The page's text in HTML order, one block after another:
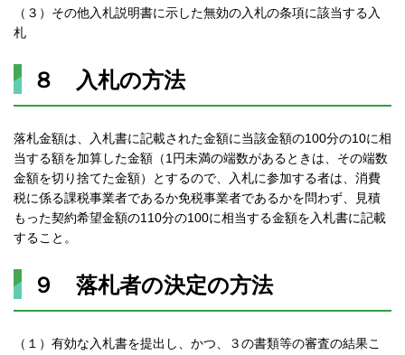
（３）その他入札説明書に示した無効の入札の条項に該当する入
札
８ 入札の方法
落札金額は、入札書に記載された金額に当該金額の100分の10に相
当する額を加算した金額（1円未満の端数があるときは、その端数
金額を切り捨てた金額）とするので、入札に参加する者は、消費
税に係る課税事業者であるか免税事業者であるかを問わず、見積
もった契約希望金額の110分の100に相当する金額を入札書に記載
すること。
９ 落札者の決定の方法
（１）有効な入札書を提出し、かつ、３の書類等の審査の結果こ